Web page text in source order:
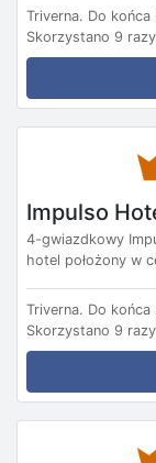
Triverna. Do końca
Skorzystano 9
Impulso
4-gwiazdkowy
hotel położony w
Triverna. Do końca
Skorzystano 9